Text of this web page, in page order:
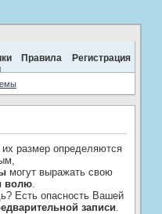
Правила
Регистрация
размер определяются
могут выражать свою
волю
Есть опасность Вашей
записи